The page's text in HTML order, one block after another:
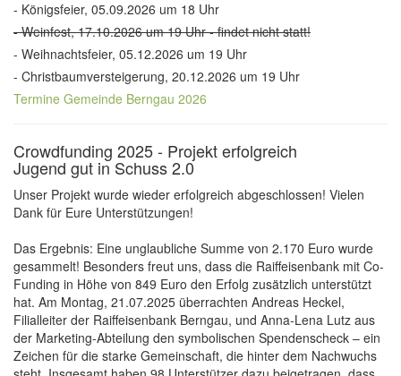
- Königsfeier, 05.09.2026 um 18 Uhr
- Weinfest, 17.10.2026 um 19 Uhr - findet nicht statt!
- Weihnachtsfeier, 05.12.2026 um 19 Uhr
- Christbaumversteigerung, 20.12.2026 um 19 Uhr
Termine Gemeinde Berngau 2026
Crowdfunding 2025 - Projekt erfolgreich
Jugend gut in Schuss 2.0
Unser Projekt wurde wieder erfolgreich abgeschlossen! Vielen
Dank für Eure Unterstützungen!
Das Ergebnis: Eine unglaubliche Summe von 2.170 Euro wurde
gesammelt! Besonders freut uns, dass die Raiffeisenbank mit Co-
Funding in Höhe von 849 Euro den Erfolg zusätzlich unterstützt
hat. Am Montag, 21.07.2025 überrachten Andreas Heckel,
Filialleiter der Raiffeisenbank Berngau, und Anna-Lena Lutz aus
der Marketing-Abteilung den symbolischen Spendenscheck – ein
Zeichen für die starke Gemeinschaft, die hinter dem Nachwuchs